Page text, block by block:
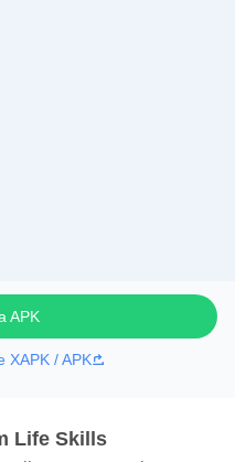
APK
XAPK / APK
Life Skills